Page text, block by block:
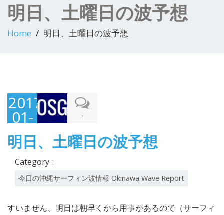
明日、土曜日の波予想
Home 明日、土曜日の波予想
2017-
01-
27
-
明日、土曜日の波予想
Category :
今日の沖縄サーフィン波情報 Okinawa Wave Report
すいません、明日は朝早くから用事があるので（サーフィ